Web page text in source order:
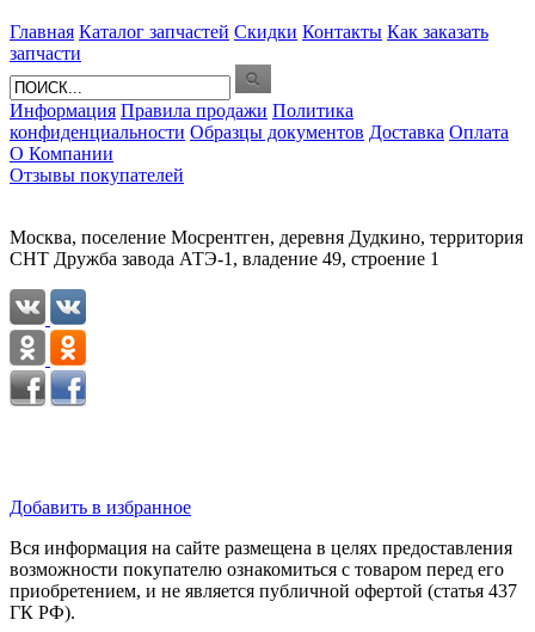
Главная Каталог запчастей Скидки Контакты Как заказать
запчасти
Информация Правила продажи Политика
конфиденциальности Образцы документов Доставка Оплата
О Компании
Отзывы покупателей
Москва, поселение Мосрентген, деревня Дудкино, территория
СНТ Дружба завода АТЭ-1, владение 49, строение 1
Добавить в избранное
Вся информация на сайте размещена в целях предоставления
возможности покупателю ознакомиться с товаром перед его
приобретением, и не является публичной офертой (статья 437
ГК РФ).